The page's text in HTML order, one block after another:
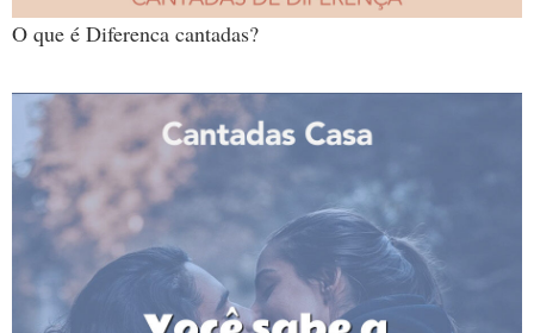
O que é Diferenca cantadas?